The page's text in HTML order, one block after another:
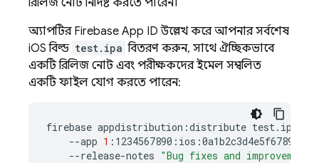
রিলিজ নোট নির্দিষ্ট করতে পারেন।
অ্যাপটির Firebase App ID উল্লেখ করে আপনার সর্বশেষ
iOS বিল্ড test.ipa বিতরণ করুন, সাথে ঐচ্ছিকভাবে
একটি রিলিজ নোট এবং পরীক্ষকদের ইমেল সম্বলিত
একটি ফাইল যোগ করতে পারেন:
firebase appdistribution:distribute test.ipa
--app 1 :1234567890:ios:0a1b2c3d4e5f67890
--release-notes "Bug fixes and